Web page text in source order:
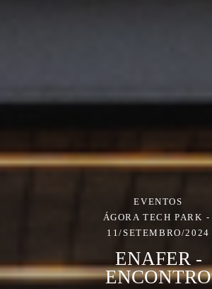
EVENTOS
ÁGORA TECH PARK
11/SETEMBRO/2024
ENAFER -
ENCONTRO